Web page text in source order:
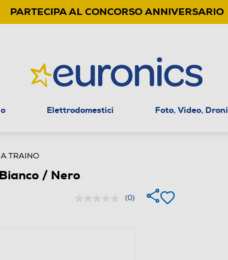
PARTECIPA AL CONCORSO ANNIVERSARIO
Elettrodomestici Foto, Video, Droni
TRAINO
/ Nero
(0)